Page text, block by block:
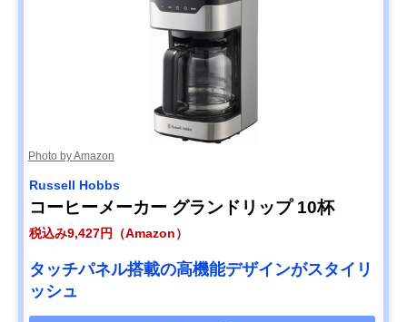
Photo by Amazon
Russell Hobbs
コーヒーメーカー グランドリップ 10杯
税込み9,427円（Amazon）
タッチパネル搭載の高機能デザインがスタイリ
ッシュ